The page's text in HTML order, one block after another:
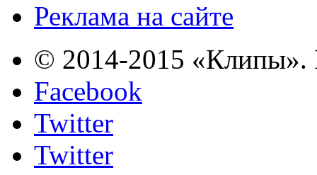
Реклама на сайте
© 2014-2015 «Клипы».
Facebook
Twitter
Twitter